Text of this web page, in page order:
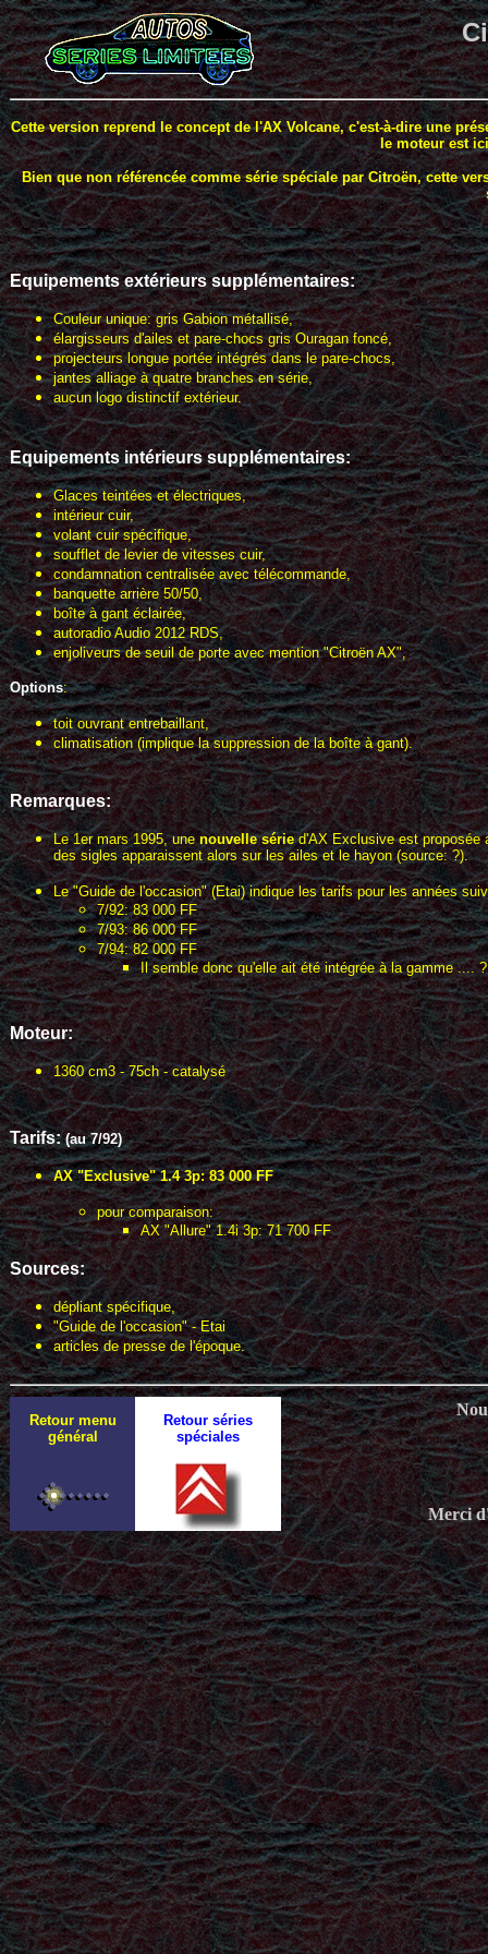
Cette version reprend le concept de l'AX Volcane, c'est-à-dire une
le moteur est
Bien que non référencée comme série spéciale par Citroën, cette
Equipements extérieurssupplémentaires:
Couleur unique: gris Gabion métallisé,
élargisseurs d'ailes et pare-chocs gris Ouragan foncé,
projecteurs longue portée intégrés dans le pare-chocs,
jantes alliage à quatre branches en série,
aucun logo distinctif extérieur.
Equipements intérieurs supplémentaires:
Glaces teintées et électriques,
intérieur cuir,
volant cuir spécifique,
soufflet de levier de vitesses cuir,
condamnation centralisée avec télécommande,
banquette arrière 50/50,
boîte à gant éclairée,
autoradio Audio 2012 RDS,
enjoliveurs de seuil de porte avec mention "Citroën AX",
Options:
toit ouvrant entrebaillant,
climatisation (implique la suppression de la boîte à gant).
Remarques:
Le 1er mars 1995, unenouvelle séried'AX Exclusive est proposée
des sigles apparaissent alors sur les ailes et le hayon (source: ?).
Le "Guide de l'occasion" (Etai) indique les tarifs pour les années
7/92: 83 000 FF
7/93: 86 000 FF
7/94: 82 000 FF
Il semble donc qu'elle ait été intégrée à la gamme .... ?
Moteur:
1360 cm3 - 75ch - catalysé
Tarifs:(au 7/92)
AX "Exclusive" 1.4 3p: 83 000 FF
pour comparaison:
AX "Allure" 1.4i 3p: 71 700 FF
Sources:
dépliant spécifique,
"Guide de l'occasion" - Etai
articles de presse de l'époque.
Retour menu
général
Retour séries
spéciales
Merci